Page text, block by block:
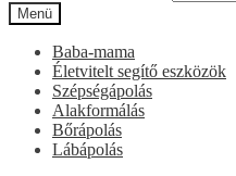
Menü
Baba-mama
Életvitelt segítő eszközök
Szépségápolás
Alakformálás
Bőrápolás
Lábápolás